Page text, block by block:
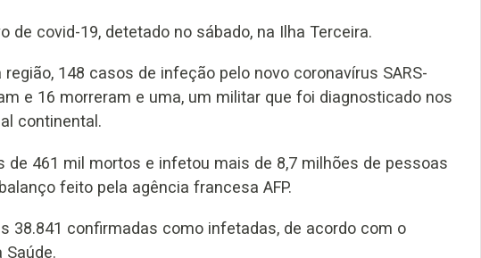
de covid-19, detetado no sábado, na Ilha Terceira.
148 casos de infeção pelo novo coronavírus SARS-
e 16 morreram e uma, um militar que foi diagnosticado nos
continental.
de 461 mil mortos e infetou mais de 8,7 milhões de pessoas
feito pela agência francesa AFP.
38.841 confirmadas como infetadas, de acordo com o
Saúde.